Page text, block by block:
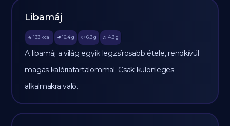
Libamáj
🔥 133 kcal 🥩 16.4 g 🥔 6.3g 🫒 4.3 g
A libamáj a világ egyik legzsírosabb étele, rendkívül
magas kalóriatartalommal. Csak különleges
alkalmakra való.